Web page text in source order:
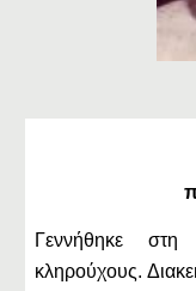
Γεννήθηκε
κληρούχους.